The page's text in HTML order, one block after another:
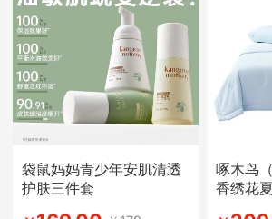
袋鼠妈妈青少年安肌清透
护肤三件套
啄木鸟
香绣花